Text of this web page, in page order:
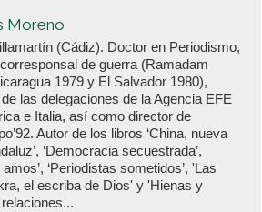
Moreno
(Cádiz). Doctor en Periodismo,
de guerra (Ramadam
1979 y El Salvador 1980),
las delegaciones de la Agencia EFE
e Italia, así como director de
Autor de los libros ‘China, nueva
‘Democracia secuestrada’,
‘Periodistas sometidos’, 'Las
el escriba de Dios' y 'Hienas y